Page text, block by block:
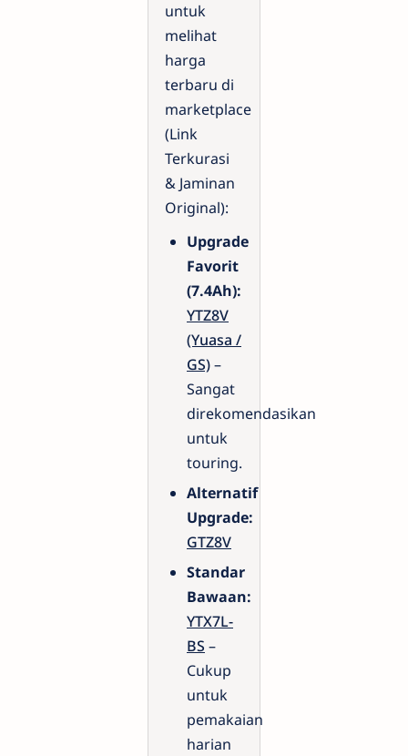
untuk
melihat
harga
terbaru di
marketplace
(Link
Terkurasi
& Jaminan
Original):
Upgrade
Favorit
(7.4Ah):
YTZ8V
(Yuasa /
GS)–
Sangat
direkomendasikan
untuk
touring.
Alternatif
Upgrade:
GTZ8V
Standar
Bawaan:
YTX7L-
BS –
Cukup
untuk
pemakaian
harian